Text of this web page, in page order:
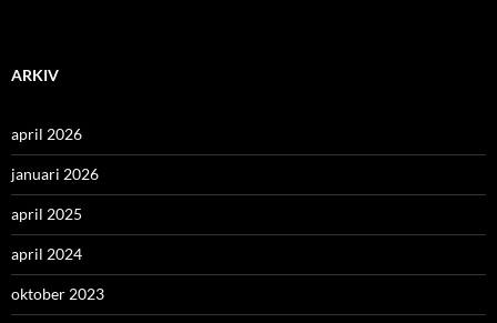
ARKIV
april 2026
januari 2026
april 2025
april 2024
oktober 2023